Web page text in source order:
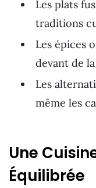
Les plats
traditions
Les épices
devant de
Les
même les
Une
Équilibrée